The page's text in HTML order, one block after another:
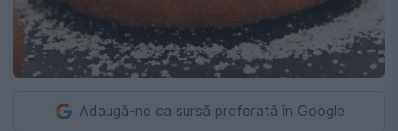
Adaugă-ne ca sursă preferată în Google